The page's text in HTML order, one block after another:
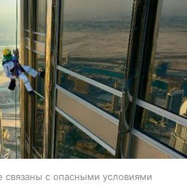
с опасными условиями